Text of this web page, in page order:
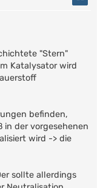
"Stern"
Katalysator wird
befinden,
in der vorgesehenen
wird -> die
sollte allerdings